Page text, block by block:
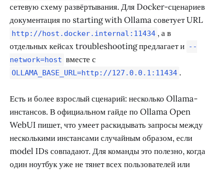
сетевую схему развёртывания. Для Docker-сценариев
документация по starting with Ollama советует URL
http://host.docker.internal:11434 , а в
отдельных кейсах troubleshooting предлагает и --
network=host вместе с
OLLAMA_BASE_URL=http://127.0.0.1:11434 .
Есть и более взрослый сценарий: несколько Ollama-
инстансов. В официальном гайде по Ollama Open
WebUI пишет, что умеет раскидывать запросы между
несколькими инстансами случайным образом, если
model IDs совпадают. Для команды это полезно, когда
один ноутбук уже не тянет всех пользователей или